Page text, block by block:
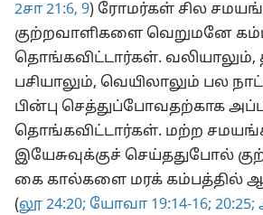
2சா 21:6, 9) ரோமர்கள் சில
குற்றவாளிகளை வெறுமனே
தொங்கவிட்டார்கள். வலியாலும்,
பசியாலும், வெயிலாலும் பல
பின்பு செத்துப்போவதற்காக
தொங்கவிட்டார்கள். மற்ற
இயேசுவுக்குச் செய்ததுபோல்
கை கால்களை மரக் கம்பத்தில்
(லூ 24:20; யோவா 19:14-16; 20:25;